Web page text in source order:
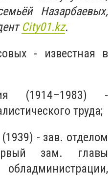
Назарбаевых,
City01.kz.
- известная в
(1914–1983) -
труда;
- зав. отделом
зам. главы